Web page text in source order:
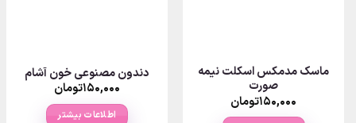
ماسک مدمکس اسکلت نیمه
صورت
۱۵۰,۰۰۰تومان
دندون مصنوعی خون آشام
۱۵۰,۰۰۰تومان
اطلاعات بیشتر